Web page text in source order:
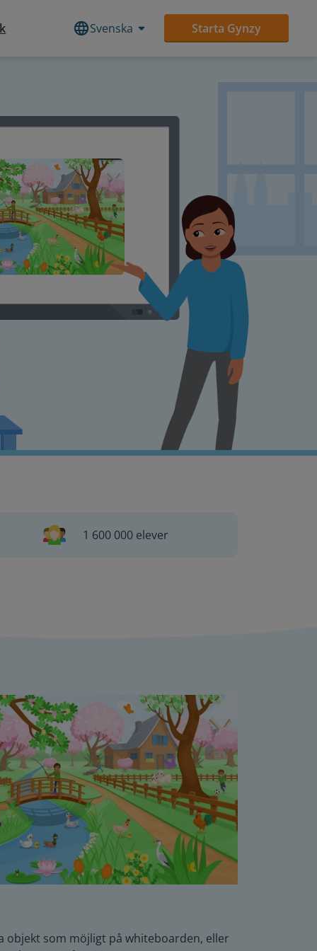
Svenska Starta Gynzy
1 600 000 elever
objekt som möjligt på whiteboarden, eller